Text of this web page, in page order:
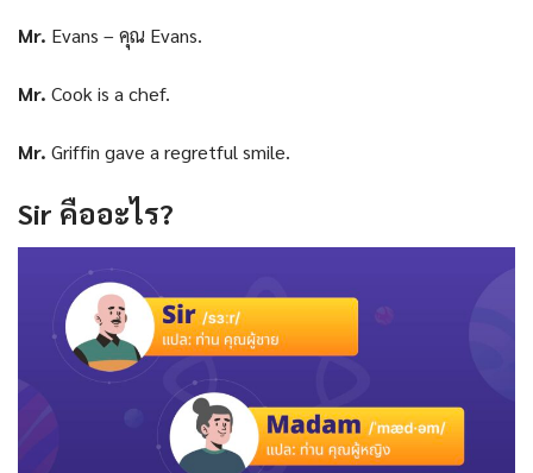
Mr. Evans – คุณ Evans.
Mr. Cook is a chef.
Mr. Griffin gave a regretful smile.
Sir คืออะไร?